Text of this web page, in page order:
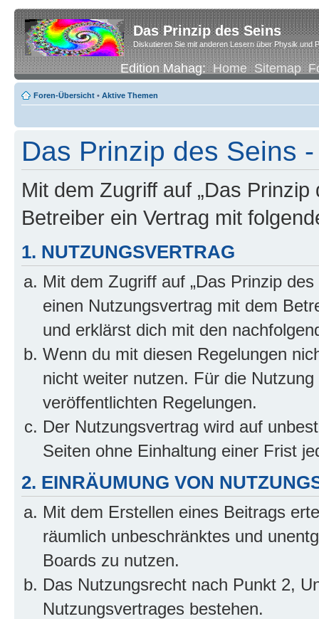
Das Prinzip des Seins
Diskutieren Sie mit anderen Lesern über Physik und
Edition Mahag:Home Sitemap
Foren-Übersicht • Aktive Themen
Das Prinzip des Seins
Mit dem Zugriff auf „Das
Betreiber ein Vertrag mit
1. NUTZUNGSVERTRAG
Mit dem Zugriff auf „Das Prinzip
einen Nutzungsvertrag mit dem
und erklärst dich mit den
Wenn du mit diesen Regelungen
nicht weiter nutzen. Für die
veröffentlichten Regelungen.
Der Nutzungsvertrag wird auf
Seiten ohne Einhaltung einer Frist
2. EINRÄUMUNG VON
Mit dem Erstellen eines Beitrags
räumlich unbeschränktes und
Boards zu nutzen.
Das Nutzungsrecht nach Punkt 2,
Nutzungsvertrages bestehen.